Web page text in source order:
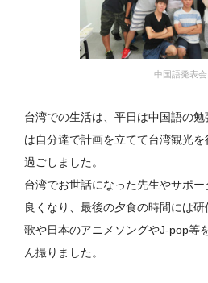
中国語発表会
台湾での生活は、平日は中国語の
は自分達で計画を立てて台湾観光
過ごしました。
台湾でお世話になった先生やサポ
良くなり、最後の夕食の時間には
歌や日本のアニメソングやJ-pop等
ん撮りました。